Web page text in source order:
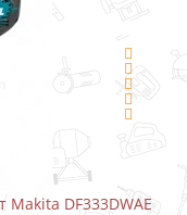
DF333DWAE